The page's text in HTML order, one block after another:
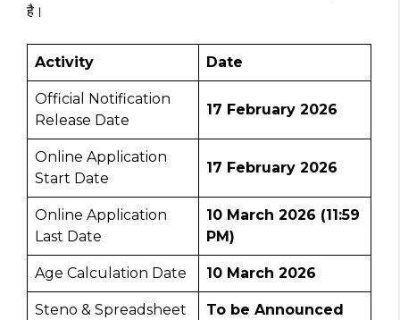
है।
Activity Date
Official Notification
Release Date
17 February 2026
Online Application
Start Date
17 February 2026
Online Application
Last Date
10 March 2026 (11:59
PM)
Age Calculation Date 10 March 2026
Steno & Spreadsheet
To be Announced